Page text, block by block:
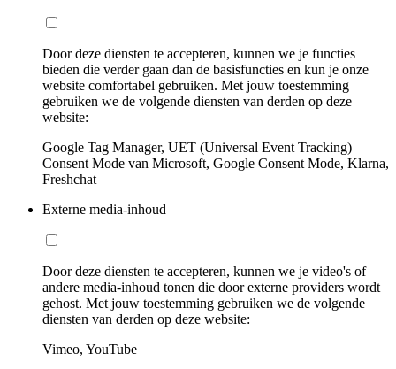
Door deze diensten te accepteren, kunnen we je functies
bieden die verder gaan dan de basisfuncties en kun je onze
website comfortabel gebruiken. Met jouw toestemming
gebruiken we de volgende diensten van derden op deze
website:
Google Tag Manager, UET (Universal Event Tracking)
Consent Mode van Microsoft, Google Consent Mode, Klarna,
Freshchat
Externe media-inhoud
Door deze diensten te accepteren, kunnen we je video's of
andere media-inhoud tonen die door externe providers wordt
gehost. Met jouw toestemming gebruiken we de volgende
diensten van derden op deze website:
Vimeo, YouTube